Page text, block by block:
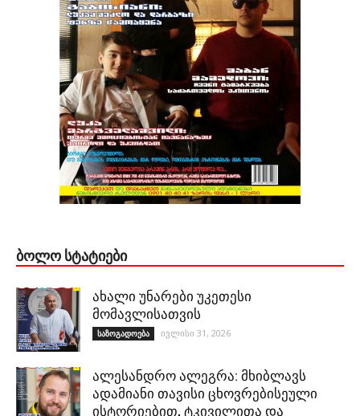
ᲑᲝᲚᲝ ᲡᲢᲐᲢᲘᲔᲑᲘ
ახალი უნარები უკეთესი
მომავლისათვის
საზოგადოება ივლისი 31, 2026
ალესანდრო ალეგრა: მხიბლავს
ადამიანი თავისი ცხოვრებისეული
ისტორიებით, ტკივილითა და